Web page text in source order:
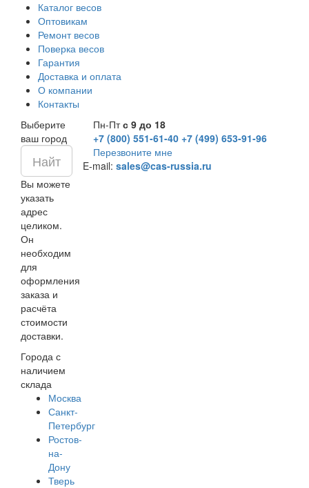
Каталог весов
Оптовикам
Ремонт весов
Поверка весов
Гарантия
Доставка и оплата
О компании
Контакты
Выберите
ваш город
Вы можете
указать
адрес
целиком.
Он
необходим
для
оформления
заказа и
расчёта
стоимости
доставки.
Города с
наличием
склада
Москва
Санкт-
Петербург
Ростов-
на-
Дону
Тверь
Пн-Птс 9 до 18
+7 (800) 551-61-40 +7 (499) 653-91-96
Перезвоните мне
E-mail: sales@cas-russia.ru